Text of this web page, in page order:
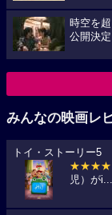
時空を
公開決
みんなの映画レ
トイ・ストーリー5
児）がi...